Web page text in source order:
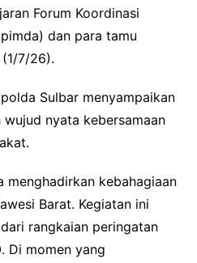
Forum Koordinasi
dan para tamu
7/26).
Sulbar menyampaikan
nyata kebersamaan
menghadirkan kebahagiaan
Barat. Kegiatan ini
rangkaian peringatan
Di momen yang